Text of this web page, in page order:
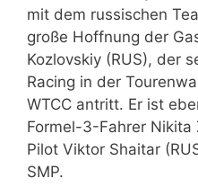
mit dem russischen
große Hoffnung der
Kozlovskiy (RUS), der
Racing in der
WTCC antritt. Er ist
Formel-3-Fahrer Nikita
Pilot Viktor Shaitar
SMP.